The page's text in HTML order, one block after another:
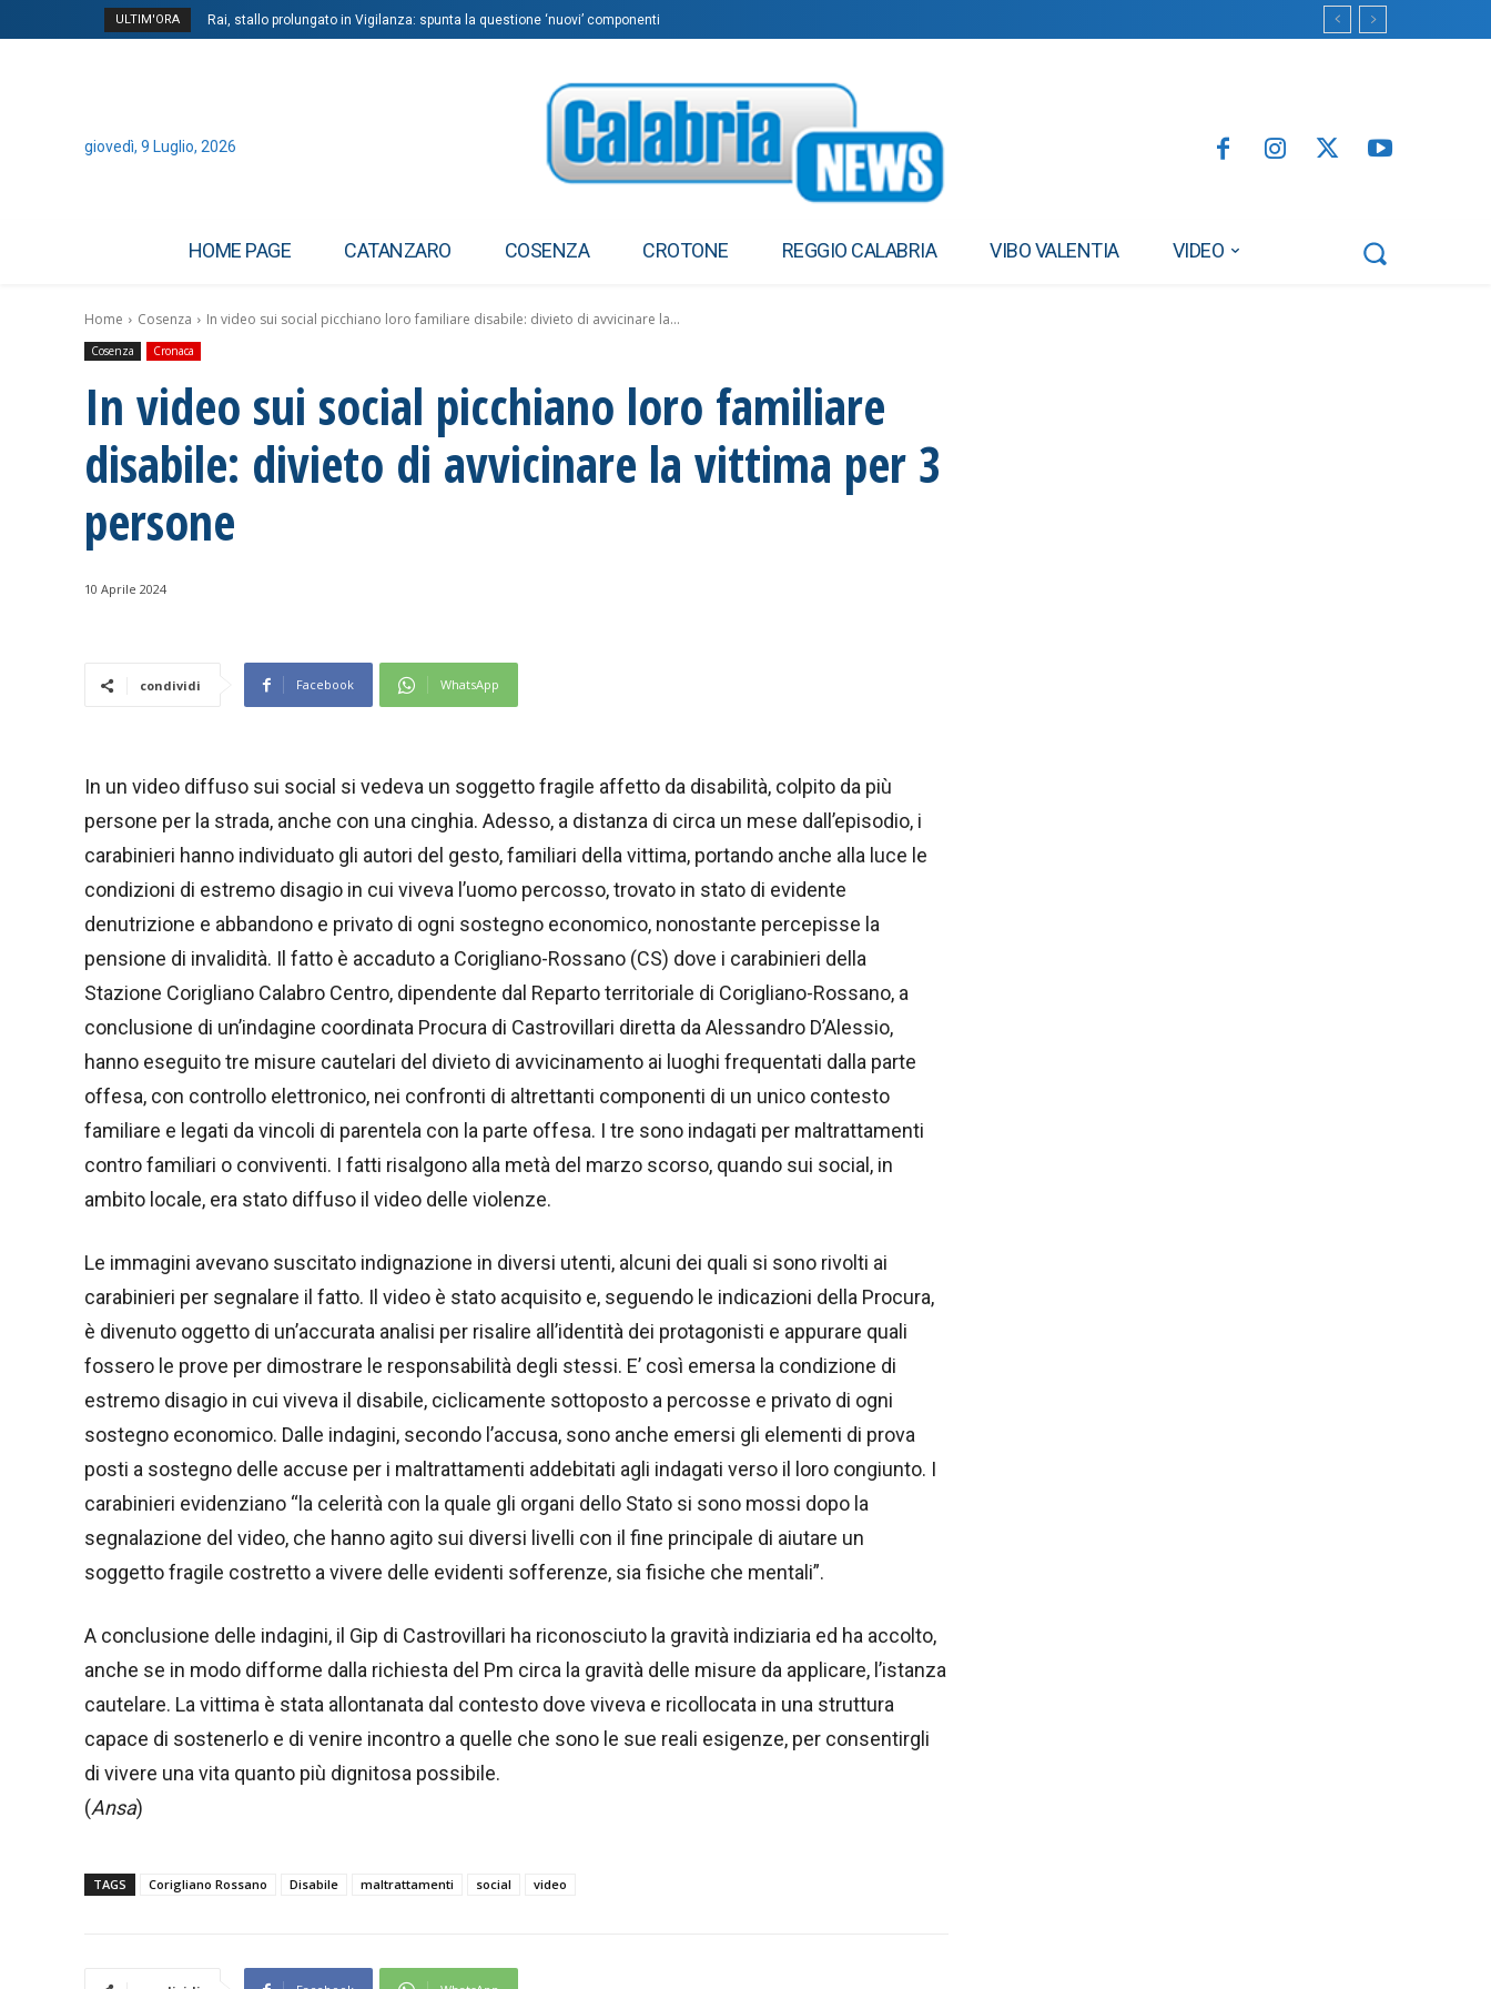
ULTIM'ORA Rai, stallo prolungato in Vigilanza: spunta la questione ‘nuovi’ componenti
giovedì, 9 Luglio, 2026
HOME PAGE CATANZARO COSENZA CROTONE REGGIO CALABRIA VIBO VALENTIA VIDEO
Home Cosenza In video sui social picchiano loro familiare disabile: divieto di avvicinare la...
Cosenza Cronaca
In video sui social picchiano loro familiare
disabile: divieto di avvicinare la vittima per 3
persone
10 Aprile 2024
condividi Facebook WhatsApp
In un video diffuso sui social si vedeva un soggetto fragile affetto da disabilità, colpito da più
persone per la strada, anche con una cinghia. Adesso, a distanza di circa un mese dall’episodio, i
carabinieri hanno individuato gli autori del gesto, familiari della vittima, portando anche alla luce le
condizioni di estremo disagio in cui viveva l’uomo percosso, trovato in stato di evidente
denutrizione e abbandono e privato di ogni sostegno economico, nonostante percepisse la
pensione di invalidità. Il fatto è accaduto a Corigliano-Rossano (CS) dove i carabinieri della
Stazione Corigliano Calabro Centro, dipendente dal Reparto territoriale di Corigliano-Rossano, a
conclusione di un’indagine coordinata Procura di Castrovillari diretta da Alessandro D’Alessio,
hanno eseguito tre misure cautelari del divieto di avvicinamento ai luoghi frequentati dalla parte
offesa, con controllo elettronico, nei confronti di altrettanti componenti di un unico contesto
familiare e legati da vincoli di parentela con la parte offesa. I tre sono indagati per maltrattamenti
contro familiari o conviventi. I fatti risalgono alla metà del marzo scorso, quando sui social, in
ambito locale, era stato diffuso il video delle violenze.
Le immagini avevano suscitato indignazione in diversi utenti, alcuni dei quali si sono rivolti ai
carabinieri per segnalare il fatto. Il video è stato acquisito e, seguendo le indicazioni della Procura,
è divenuto oggetto di un’accurata analisi per risalire all’identità dei protagonisti e appurare quali
fossero le prove per dimostrare le responsabilità degli stessi. E’ così emersa la condizione di
estremo disagio in cui viveva il disabile, ciclicamente sottoposto a percosse e privato di ogni
sostegno economico. Dalle indagini, secondo l’accusa, sono anche emersi gli elementi di prova
posti a sostegno delle accuse per i maltrattamenti addebitati agli indagati verso il loro congiunto. I
carabinieri evidenziano “la celerità con la quale gli organi dello Stato si sono mossi dopo la
segnalazione del video, che hanno agito sui diversi livelli con il fine principale di aiutare un
soggetto fragile costretto a vivere delle evidenti sofferenze, sia fisiche che mentali”.
A conclusione delle indagini, il Gip di Castrovillari ha riconosciuto la gravità indiziaria ed ha accolto,
anche se in modo difforme dalla richiesta del Pm circa la gravità delle misure da applicare, l’istanza
cautelare. La vittima è stata allontanata dal contesto dove viveva e ricollocata in una struttura
capace di sostenerlo e di venire incontro a quelle che sono le sue reali esigenze, per consentirgli
di vivere una vita quanto più dignitosa possibile.
(Ansa)
TAGS Corigliano Rossano Disabile maltrattamenti social video